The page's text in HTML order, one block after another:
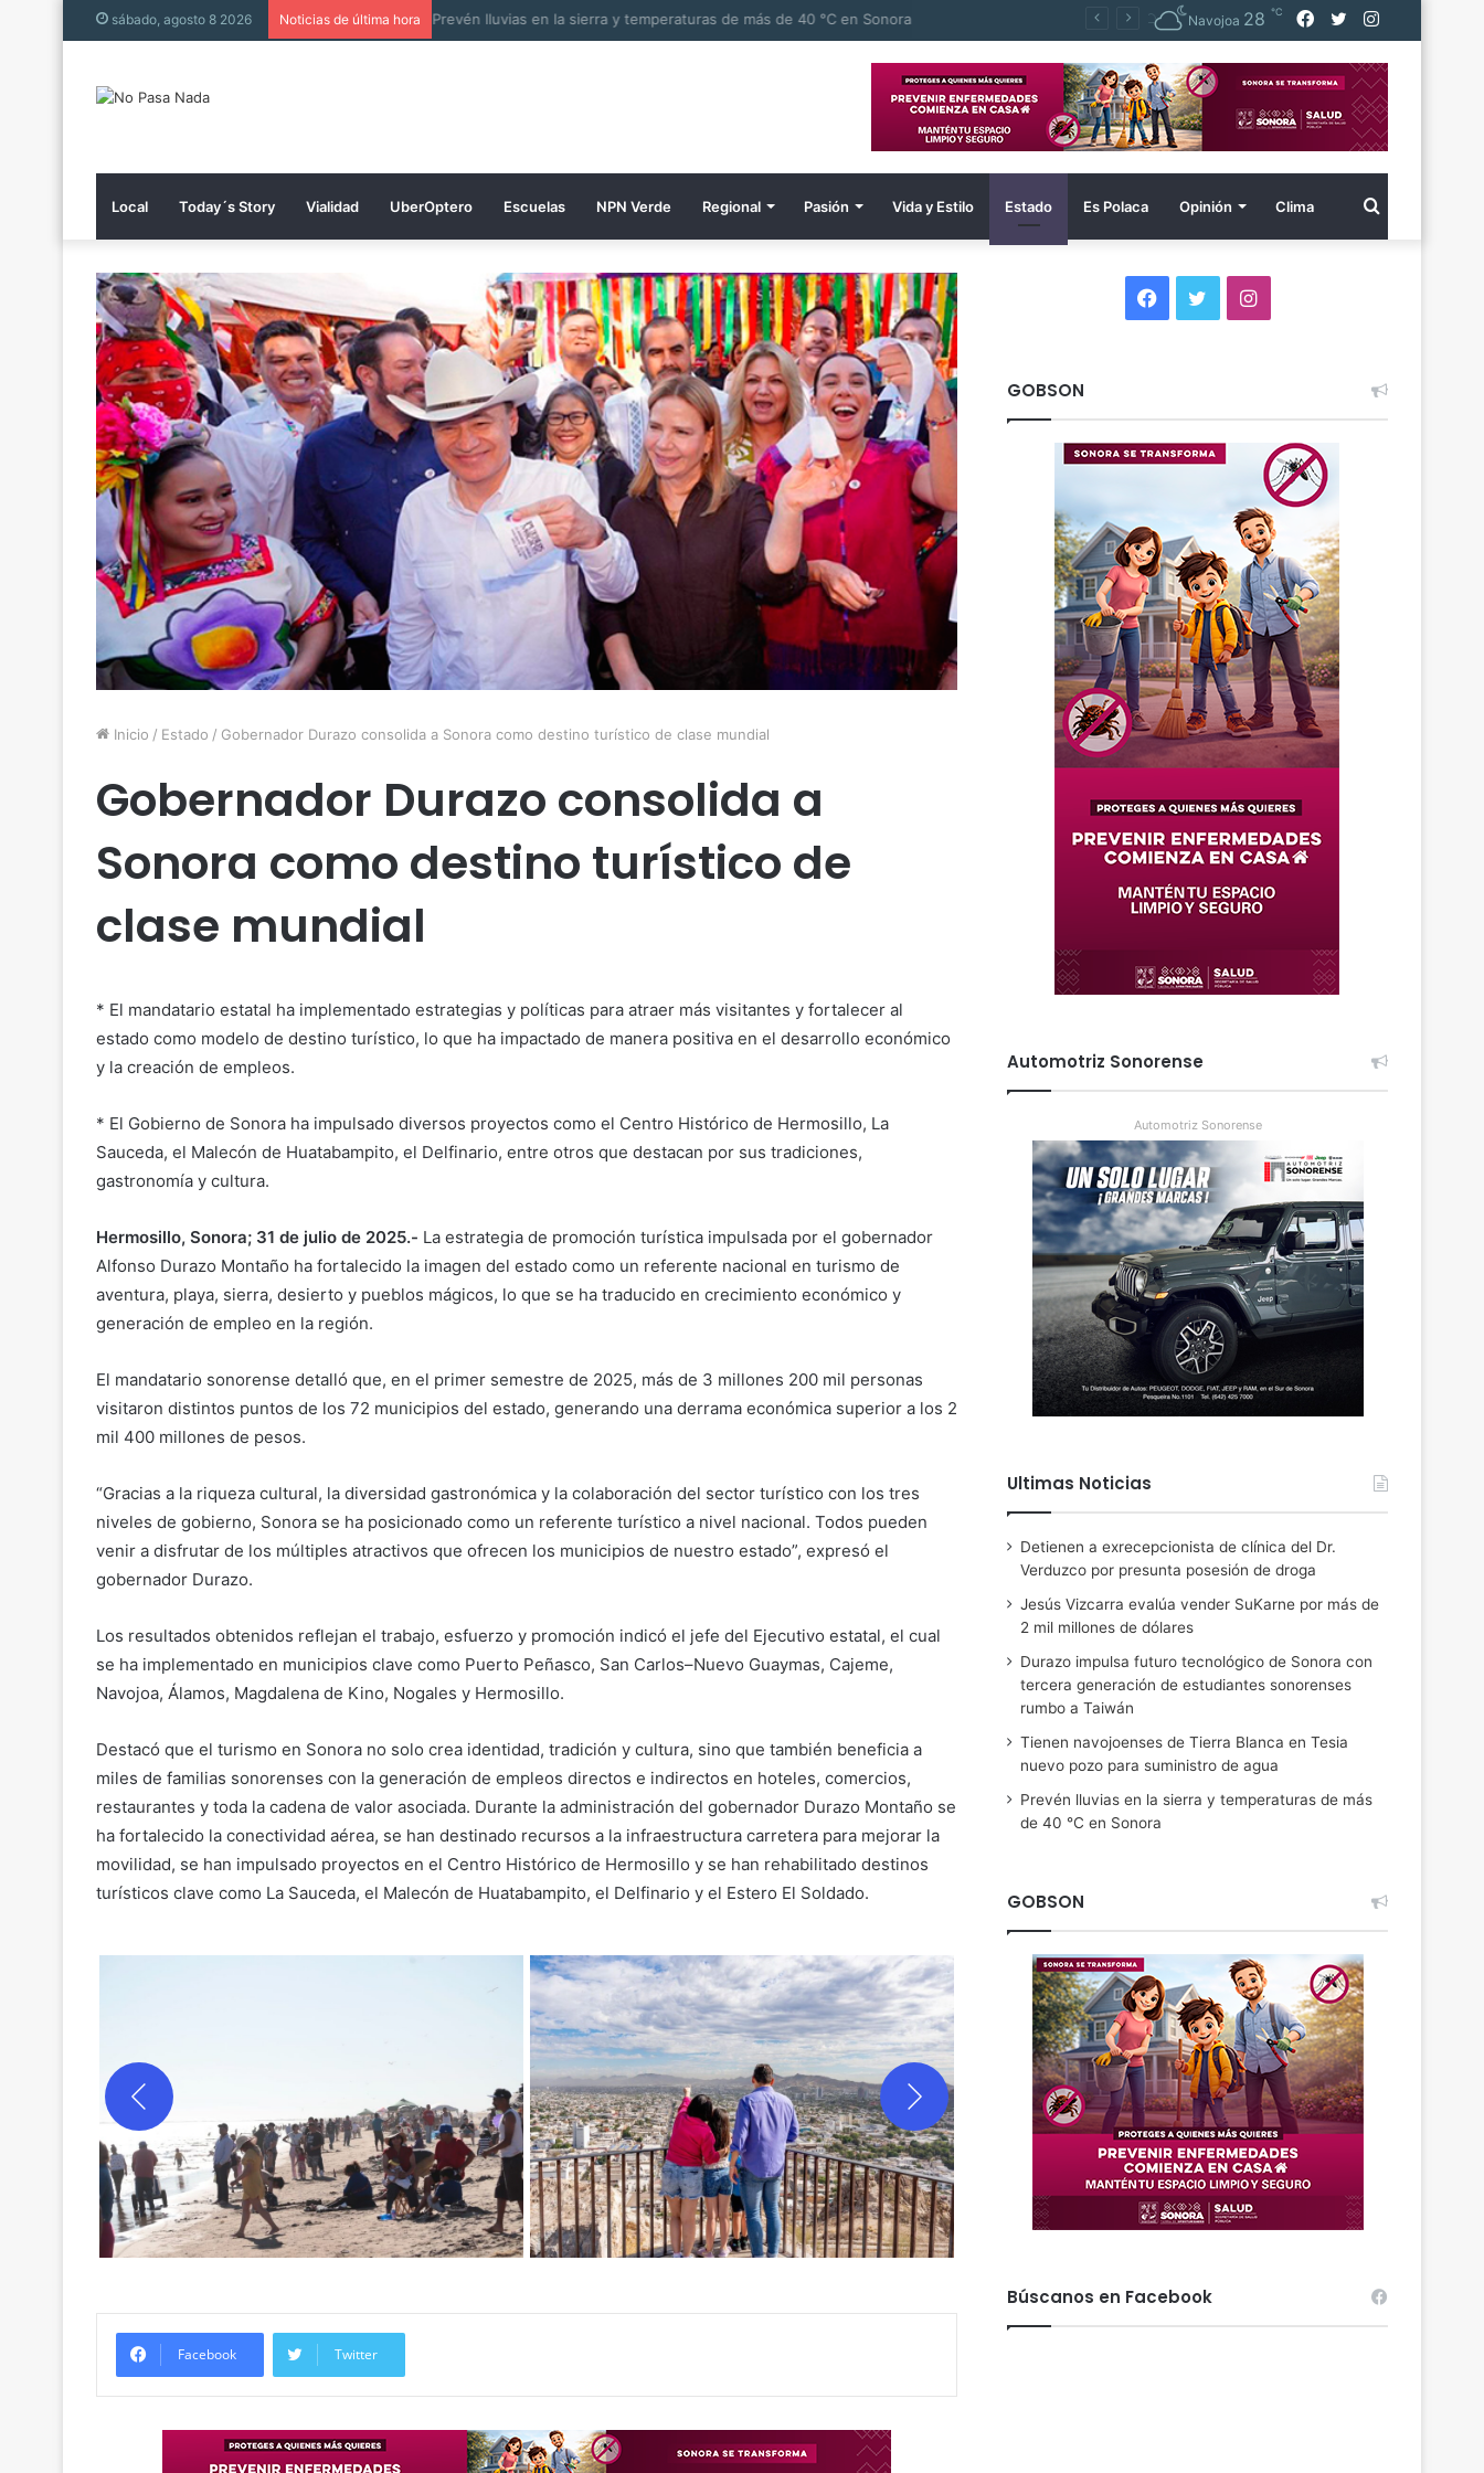
sábado, agosto 8 2026 Noticias de última hora Instagram
Twitter
Facebook
Navojoa 28 ℃
Local Today´s Story Vialidad UberOptero Escuelas NPN Verde Regional Pasión Vida y Estilo Estado Es Polaca Opinión Clima Buscar
Inicio / Estado / Gobernador Durazo consolida a Sonora como destino turístico de clase mundial
Gobernador Durazo consolida a
Sonora como destino turístico de
clase mundial
* El mandatario estatal ha implementado estrategias y políticas para atraer más visitantes y fortalecer al
estado como modelo de destino turístico, lo que ha impactado de manera positiva en el desarrollo económico
y la creación de empleos.
* El Gobierno de Sonora ha impulsado diversos proyectos como el Centro Histórico de Hermosillo, La
Sauceda, el Malecón de Huatabampito, el Delfinario, entre otros que destacan por sus tradiciones,
gastronomía y cultura.
Hermosillo, Sonora; 31 de julio de 2025.- La estrategia de promoción turística impulsada por el gobernador
Alfonso Durazo Montaño ha fortalecido la imagen del estado como un referente nacional en turismo de
aventura, playa, sierra, desierto y pueblos mágicos, lo que se ha traducido en crecimiento económico y
generación de empleo en la región.
El mandatario sonorense detalló que, en el primer semestre de 2025, más de 3 millones 200 mil personas
visitaron distintos puntos de los 72 municipios del estado, generando una derrama económica superior a los 2
mil 400 millones de pesos.
“Gracias a la riqueza cultural, la diversidad gastronómica y la colaboración del sector turístico con los tres
niveles de gobierno, Sonora se ha posicionado como un referente turístico a nivel nacional. Todos pueden
venir a disfrutar de los múltiples atractivos que ofrecen los municipios de nuestro estado”, expresó el
gobernador Durazo.
Los resultados obtenidos reflejan el trabajo, esfuerzo y promoción indicó el jefe del Ejecutivo estatal, el cual
se ha implementado en municipios clave como Puerto Peñasco, San Carlos–Nuevo Guaymas, Cajeme,
Navojoa, Álamos, Magdalena de Kino, Nogales y Hermosillo.
Destacó que el turismo en Sonora no solo crea identidad, tradición y cultura, sino que también beneficia a
miles de familias sonorenses con la generación de empleos directos e indirectos en hoteles, comercios,
restaurantes y toda la cadena de valor asociada. Durante la administración del gobernador Durazo Montaño se
ha fortalecido la conectividad aérea, se han destinado recursos a la infraestructura carretera para mejorar la
movilidad, se han impulsado proyectos en el Centro Histórico de Hermosillo y se han rehabilitado destinos
turísticos clave como La Sauceda, el Malecón de Huatabampito, el Delfinario y el Estero El Soldado.
Facebook Twitter
Facebook
TwitterInstagram
GOBSON
Automotriz Sonorense
Automotriz Sonorense
Ultimas Noticias
Detienen a exrecepcionista de clínica del Dr.
Verduzco por presunta posesión de droga
Jesús Vizcarra evalúa vender SuKarne por más de
2 mil millones de dólares
Durazo impulsa futuro tecnológico de Sonora con
tercera generación de estudiantes sonorenses
rumbo a Taiwán
Tienen navojoenses de Tierra Blanca en Tesia
nuevo pozo para suministro de agua
Prevén lluvias en la sierra y temperaturas de más
de 40 °C en Sonora
GOBSON
Búscanos en Facebook